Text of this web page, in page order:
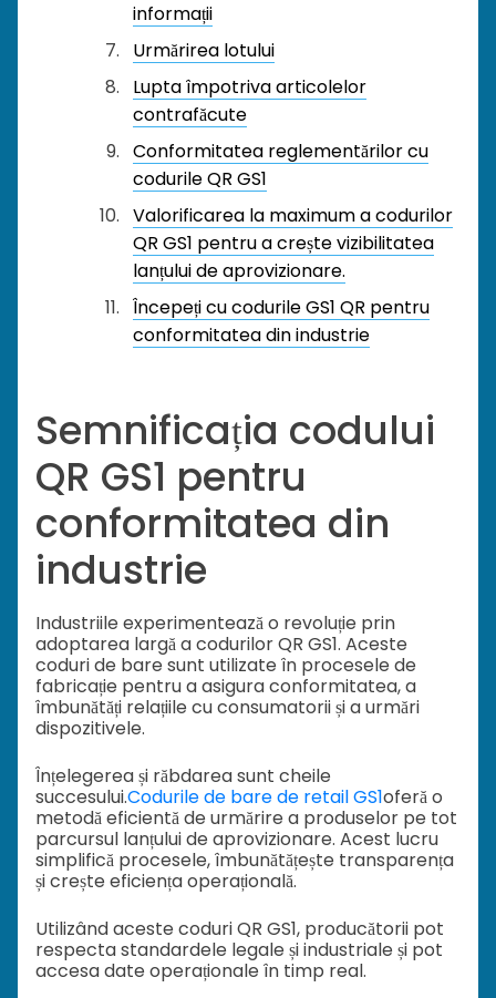
informații
Urmărirea lotului
Lupta împotriva articolelor
contrafăcute
Conformitatea reglementărilor cu
codurile QR GS1
Valorificarea la maximum a codurilor
QR GS1 pentru a crește vizibilitatea
lanțului de aprovizionare.
Începeți cu codurile GS1 QR pentru
conformitatea din industrie
Semnificația codului
QR GS1 pentru
conformitatea din
industrie
Industriile experimentează o revoluție prin
adoptarea largă a codurilor QR GS1. Aceste
coduri de bare sunt utilizate în procesele de
fabricație pentru a asigura conformitatea, a
îmbunătăți relațiile cu consumatorii și a urmări
dispozitivele.
Înțelegerea și răbdarea sunt cheile
succesului.Codurile de bare de retail GS1oferă o
metodă eficientă de urmărire a produselor pe tot
parcursul lanțului de aprovizionare. Acest lucru
simplifică procesele, îmbunătățește transparența
și crește eficiența operațională.
Utilizând aceste coduri QR GS1, producătorii pot
respecta standardele legale și industriale și pot
accesa date operaționale în timp real.